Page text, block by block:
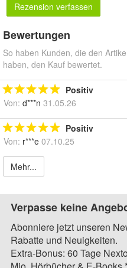
Rezension verfassen
Bewertungen
So haben Kunden, die den
haben, den Kauf bewertet.
Positiv
Von: d***n 31.05.26
Positiv
Von: r***e 07.10.25
Mehr...
Verpasse keine
Abonniere jetzt unseren
Rabatte und Neuigkeiten.
Extra-Bonus: 60 Tage